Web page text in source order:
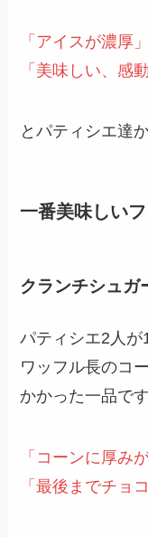
「アイスが濃厚」
「美味しい、感
とパティシエ達
一番美味しい
クランチシュガ
パティシエ2人が
ワッフル長のコ
かかった一品です
「コーンに厚み
「最後までチョ